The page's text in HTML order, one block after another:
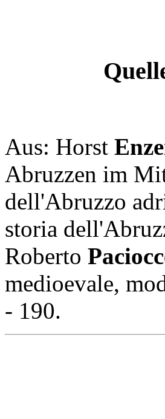
Aus: Horst
Abruzzen im
dell'Abruzzo
storia
Roberto
medioevale,
- 190.